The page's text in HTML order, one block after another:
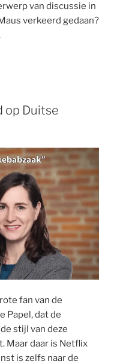
van discussie in
verkeerd gedaan?
op Duitse
fan van de
Papel, dat de
stijl van deze
Maar daar is Netflix
is zelfs naar de